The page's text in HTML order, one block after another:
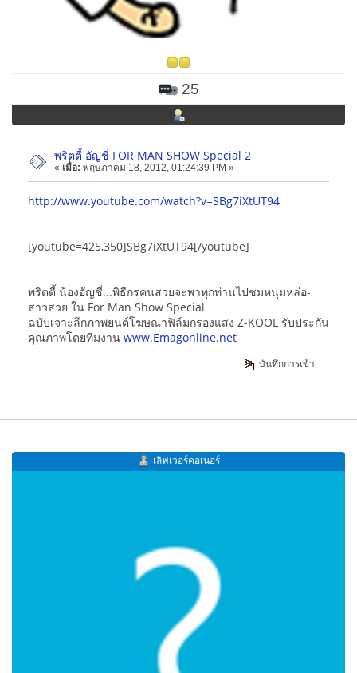
25
พริตตี้ อัญชี่ FOR MAN SHOW Special 2
« เมื่อ: พฤษภาคม 18, 2012, 01:24:39 PM »
http://www.youtube.com/watch?v=SBg7iXtUT94
[youtube=425,350]SBg7iXtUT94[/youtube]
พริตตี้ น้องอัญชี่...พิธีกรคนสวยจะพาทุกท่านไปชมหนุ่มหล่อ-
สาวสวย ใน For Man Show Special
ฉบับเจาะลึกภาพยนต์โฆษณาฟิล์มกรองแสง Z-KOOL รับประกัน
คุณภาพโดยทีมงาน www.Emagonline.net
บันทึกการเข้า
เลิฟเวอร์คอเนอร์